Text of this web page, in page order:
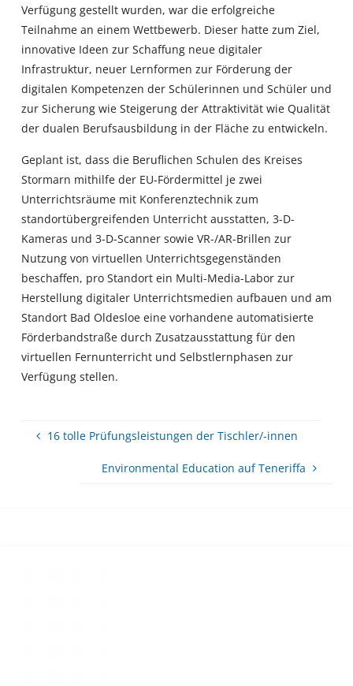
Verfügung gestellt wurden, war die erfolgreiche
Teilnahme an einem Wettbewerb. Dieser hatte zum Ziel,
innovative Ideen zur Schaffung neue digitaler
Infrastruktur, neuer Lernformen zur Förderung der
digitalen Kompetenzen der Schülerinnen und Schüler und
zur Sicherung wie Steigerung der Attraktivität wie Qualität
der dualen Berufsausbildung in der Fläche zu entwickeln.
Geplant ist, dass die Beruflichen Schulen des Kreises
Stormarn mithilfe der EU-Fördermittel je zwei
Unterrichtsräume mit Konferenztechnik zum
standortübergreifenden Unterricht ausstatten, 3-D-
Kameras und 3-D-Scanner sowie VR-/AR-Brillen zur
Nutzung von virtuellen Unterrichtsgegenständen
beschaffen, pro Standort ein Multi-Media-Labor zur
Herstellung digitaler Unterrichtsmedien aufbauen und am
Standort Bad Oldesloe eine vorhandene automatisierte
Förderbandstraße durch Zusatzausstattung für den
virtuellen Fernunterricht und Selbstlernphasen zur
Verfügung stellen.
16 tolle Prüfungsleistungen der Tischler/-innen
Environmental Education auf Teneriffa